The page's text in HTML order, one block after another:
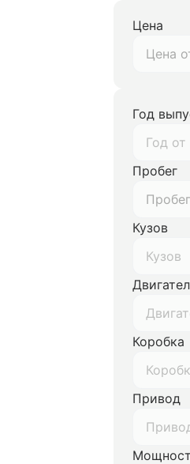
Цена
Год
Год от
Пробег
Кузов
Кузов
Коробка
Привод